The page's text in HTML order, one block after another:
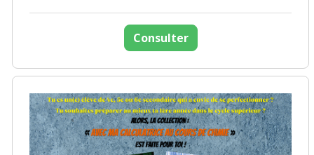
Consulter